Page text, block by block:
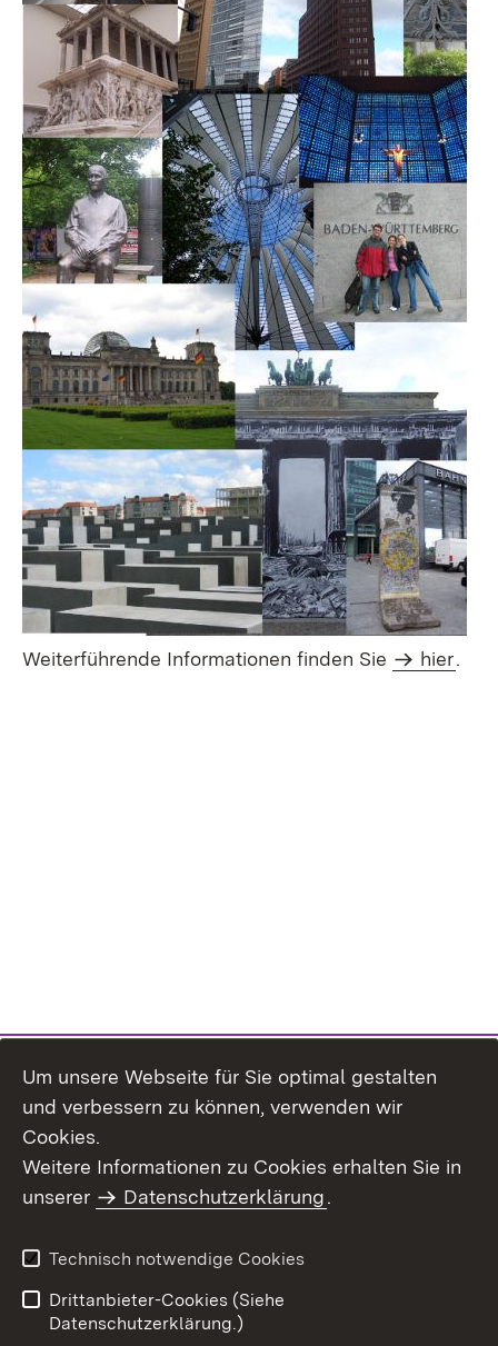
Weiterführende Informationen finden Sie hier.
Benutzungshinweise
Erklärung zur
Um unsere Webseite für Sie optimal gestalten
und verbessern zu können, verwenden wir
Cookies.
Weitere Informationen zu Cookies erhalten Sie in
unserer
Datenschutzerklärung.
Technisch notwendige Cookies
Drittanbieter-Cookies (Siehe
Datenschutzerklärung.)